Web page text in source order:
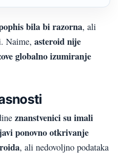
bila bi razorna, ali
Naime, asteroid nije
globalno izumiranje
znanstvenici su imali
ponovno otkrivanje
, ali nedovoljno podataka